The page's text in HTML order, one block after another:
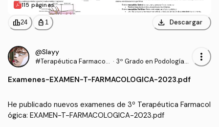
115 páginas
leaderboard24 personal_bag 1 download Descargar
@Slayy
#Terapéutica Farmacol
· 3º Grado en Podología
more_vert
Examenes-EXAMEN-T-FARMACOLOGICA-2023.pdf
He publicado nuevos examenes de 3º Terapéutica Farmacol
ógica: EXAMEN-T-FARMACOLOGICA-2023.pdf